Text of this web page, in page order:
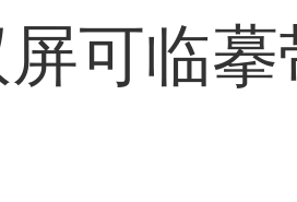
可临